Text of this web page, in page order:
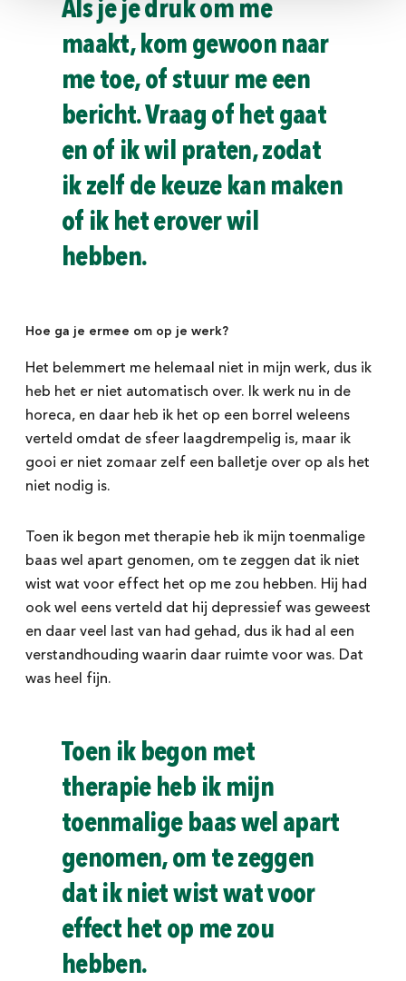
Als je je druk om me
maakt, kom gewoon naar
me toe, of stuur me een
bericht. Vraag of het gaat
en of ik wil praten, zodat
ik zelf de keuze kan maken
of ik het erover wil
hebben.
Hoe ga je ermee om op je werk?
Het belemmert me helemaal niet in mijn werk, dus ik
heb het er niet automatisch over. Ik werk nu in de
horeca, en daar heb ik het op een borrel weleens
verteld omdat de sfeer laagdrempelig is, maar ik
gooi er niet zomaar zelf een balletje over op als het
niet nodig is.
Toen ik begon met therapie heb ik mijn toenmalige
baas wel apart genomen, om te zeggen dat ik niet
wist wat voor effect het op me zou hebben. Hij had
ook wel eens verteld dat hij depressief was geweest
en daar veel last van had gehad, dus ik had al een
verstandhouding waarin daar ruimte voor was. Dat
was heel fijn.
Toen ik begon met
therapie heb ik mijn
toenmalige baas wel apart
genomen, om te zeggen
dat ik niet wist wat voor
effect het op me zou
hebben.
lees hier onze privacy verklaring
Meld je aan!
> Ga verder zonder je aan te melden